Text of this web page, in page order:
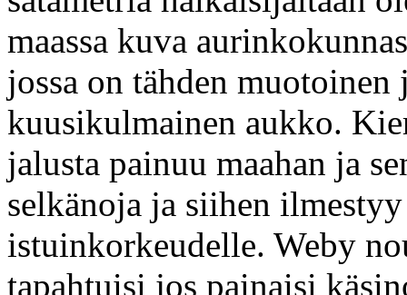
maassa kuva
jossa on tähden
kuusikulmainen aukko.
jalusta painuu maahan ja
selkänoja ja siihen
istuinkorkeudelle. Weby
tapahtuisi jos painaisi